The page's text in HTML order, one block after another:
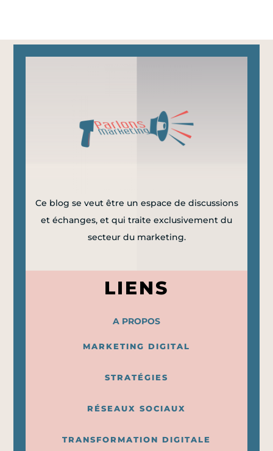
Ce blog se veut être un espace de discussions
et échanges, et qui traite exclusivement du
secteur du marketing.
LIENS
A PROPOS
MARKETING DIGITAL
STRATÉGIES
RÉSEAUX SOCIAUX
TRANSFORMATION DIGITALE